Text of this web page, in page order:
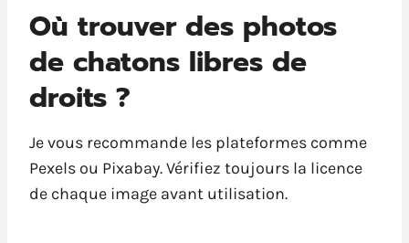
Où trouver des photos
de chatons libres de
droits ?
Je vous recommande les plateformes comme
Pexels ou Pixabay. Vérifiez toujours la licence
de chaque image avant utilisation.